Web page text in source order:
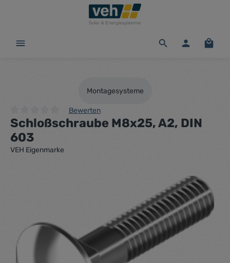
Montagesysteme
Durchschnittliche Bewertung von 0 von 5 Sternen
Bewerten
Schloßschraube M8x25, A2, DIN
603
VEH Eigenmarke